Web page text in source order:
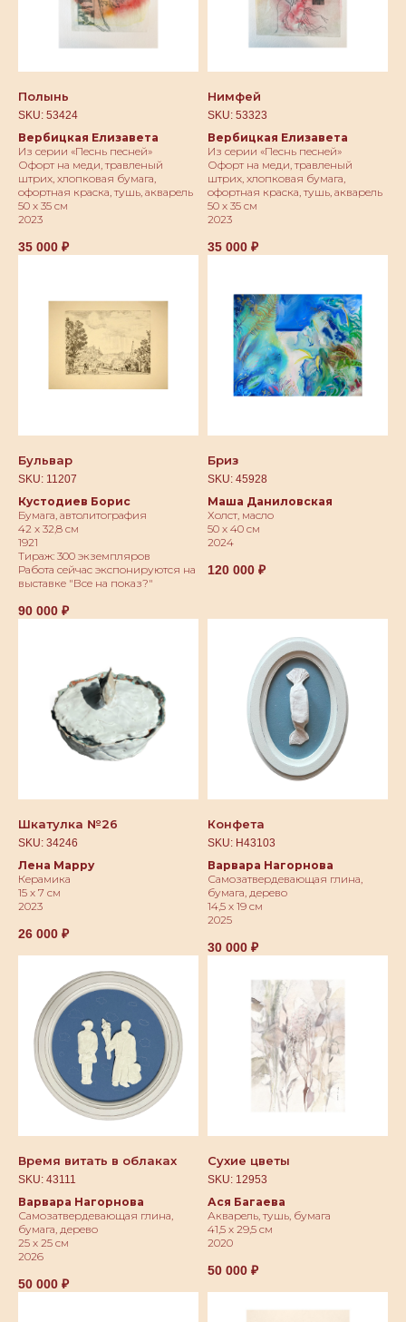
Полынь
SKU: 53424
Вербицкая Елизавета
Из серии «Песнь песней»
Офорт на меди, травленый
штрих, хлопковая бумага,
офортная краска, тушь, акварель
50 х 35 см
2023
35 000 ₽
Нимфей
SKU: 53323
Вербицкая Елизавета
Из серии «Песнь песней»
Офорт на меди, травленый
штрих, хлопковая бумага,
офортная краска, тушь, акварель
50 х 35 см
2023
35 000 ₽
Бульвар
SKU: 11207
Кустодиев Борис
Бумага, автолитография
42 х 32,8 см
1921
Тираж: 300 экземпляров
Работа сейчас экспонируются на
выставке "Все на показ?"
90 000 ₽
Бриз
SKU: 45928
Маша Даниловская
Холст, масло
50 х 40 см
2024
120 000 ₽
Шкатулка №26
SKU: 34246
Лена Марру
Керамика
15 х 7 см
2023
26 000 ₽
Конфета
SKU: Н43103
Варвара Нагорнова
Самозатвердевающая глина,
бумага, дерево
14,5 х 19 см
2025
30 000 ₽
Время витать в облаках
SKU: 43111
Варвара Нагорнова
Самозатвердевающая глина,
бумага, дерево
25 х 25 см
2026
50 000 ₽
Сухие цветы
SKU: 12953
Ася Багаева
Акварель, тушь, бумага
41,5 х 29,5 см
2020
50 000 ₽